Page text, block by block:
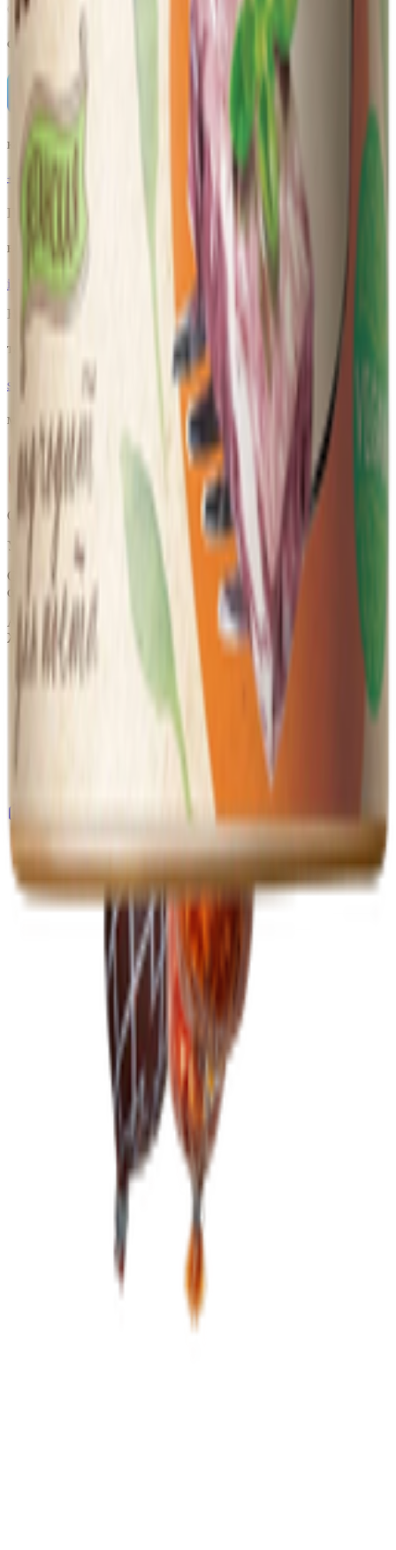
Страна производства:
Скачать приложение
Контактный телефон
+375(29)6875999
Пн-Пт: 8:00 - 17:00
E-mail
info@yoda.by
Не для электронных обращений
Тех. поддержка
support@yoda.by
Мы в соцсетях
ООО «Торговая сеть «Продмир»
УНП 490314725
Свидетельство о государственной регистрации № 490314725
от 30.05.2003г выдано Гомельским облисполкомом
Адрес: 247210, Республика Беларусь, Гомельская обл., г.
Жлобин, ул. Козлова 2-А